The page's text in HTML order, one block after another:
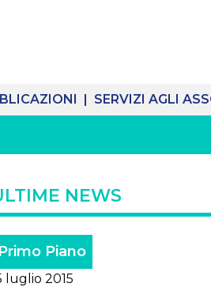
| SERVIZI AGLI
NEWS
Primo Piano
luglio 2015